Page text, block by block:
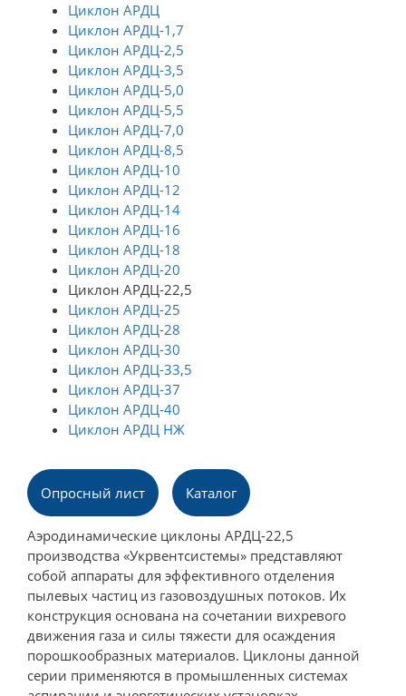
Циклон АРДЦ
Циклон АРДЦ-1,7
Циклон АРДЦ-2,5
Циклон АРДЦ-3,5
Циклон АРДЦ-5,0
Циклон АРДЦ-5,5
Циклон АРДЦ-7,0
Циклон АРДЦ-8,5
Циклон АРДЦ-10
Циклон АРДЦ-12
Циклон АРДЦ-14
Циклон АРДЦ-16
Циклон АРДЦ-18
Циклон АРДЦ-20
Циклон АРДЦ-22,5
Циклон АРДЦ-25
Циклон АРДЦ-28
Циклон АРДЦ-30
Циклон АРДЦ-33,5
Циклон АРДЦ-37
Циклон АРДЦ-40
Циклон АРДЦ НЖ
Опросный лист Каталог
Аэродинамические циклоны АРДЦ-22,5
производства «Укрвентсистемы» представляют
собой аппараты для эффективного отделения
пылевых частиц из газовоздушных потоков. Их
конструкция основана на сочетании вихревого
движения газа и силы тяжести для осаждения
порошкообразных материалов. Циклоны данной
серии применяются в промышленных системах